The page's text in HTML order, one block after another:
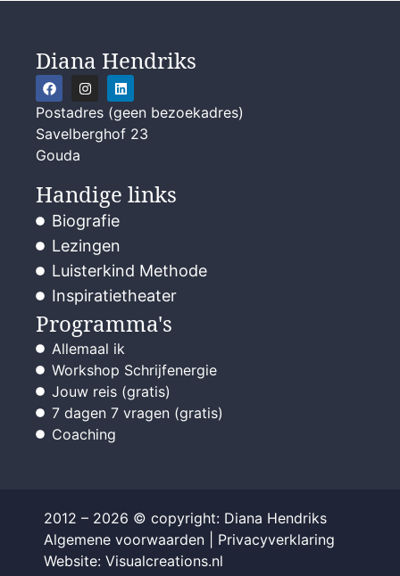
Diana Hendriks
Postadres (geen bezoekadres)
Savelberghof 23
Gouda
Handige links
Biografie
Lezingen
Luisterkind Methode
Inspiratietheater
Programma's
Allemaal ik
Workshop Schrijfenergie
Jouw reis (gratis)
7 dagen 7 vragen (gratis)
Coaching
2012 – 2026 © copyright: Diana Hendriks
Algemene voorwaarden
Privacyverklaring
Website: Visualcreations.nl